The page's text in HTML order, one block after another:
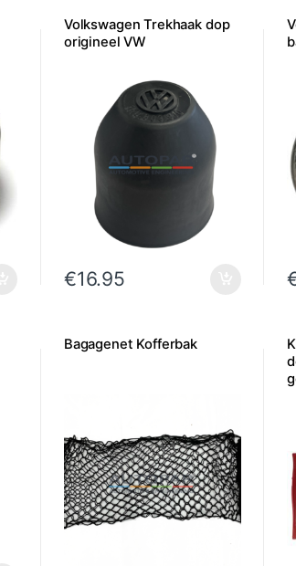
Volkswagen Trekhaak dop
origineel VW
€16.95
Bagagenet Kofferbak